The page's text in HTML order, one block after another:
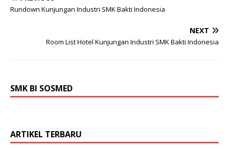
Rundown Kunjungan Industri SMK Bakti Indonesia
NEXT
Room List Hotel Kunjungan Industri SMK Bakti Indonesia
SMK BI SOSMED
ARTIKEL TERBARU